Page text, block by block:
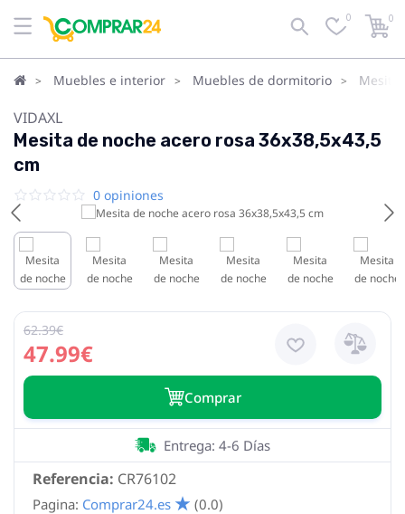
0 0
Muebles e interior Muebles de dormitorio
VIDAXL
Mesita de noche acero rosa 36x38,5x43,5
cm
0 opiniones
47.99€
62.39€
Сomprar
Referencia: CR76102
Entrega: 4-6 Días
Pagina: Comprar24.es (0.0)